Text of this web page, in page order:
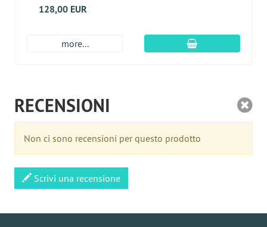
128,00 EUR
more... aggiungi al
RECENSIONI
Non ci sono recensioni per questo prodotto
Scrivi una recensione